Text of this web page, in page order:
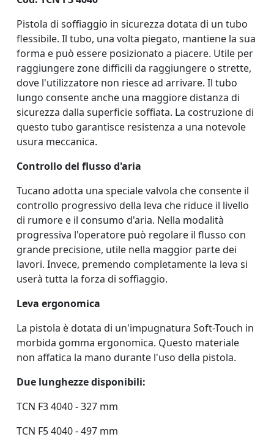
Pistola di soffiaggio in sicurezza dotata di un tubo
flessibile. Il tubo, una volta piegato, mantiene la sua
forma e può essere posizionato a piacere. Utile per
raggiungere zone difficili da raggiungere o strette,
dove l'utilizzatore non riesce ad arrivare. Il tubo
lungo consente anche una maggiore distanza di
sicurezza dalla superficie soffiata. La costruzione di
questo tubo garantisce resistenza a una notevole
usura meccanica.
Controllo del flusso d'aria
Tucano adotta una speciale valvola che consente il
controllo progressivo della leva che riduce il livello
di rumore e il consumo d'aria. Nella modalità
progressiva l'operatore può regolare il flusso con
grande precisione, utile nella maggior parte dei
lavori. Invece, premendo completamente la leva si
userà tutta la forza di soffiaggio.
Leva ergonomica
La pistola è dotata di un'impugnatura Soft-Touch in
morbida gomma ergonomica. Questo materiale
non affatica la mano durante l'uso della pistola.
Due lunghezze disponibili:
TCN F3 4040 - 327 mm
TCN F5 4040 - 497 mm